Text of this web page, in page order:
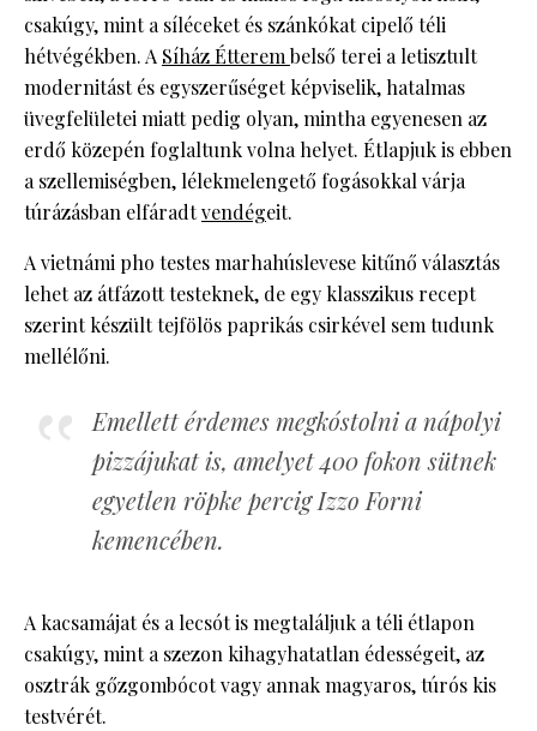
csakúgy, mint a síléceket és szánkókat cipelő téli
hétvégékben. A Síház Étterembelső terei a letisztult
modernitást és egyszerűséget képviselik, hatalmas
üvegfelületei miatt pedig olyan, mintha egyenesen az
erdő közepén foglaltunk volna helyet. Étlapjuk is ebben
a szellemiségben, lélekmelengető fogásokkal várja
túrázásban elfáradtvendégeit.
A vietnámi pho testes marhahúslevese kitűnő választás
lehet az átfázott testeknek, de egy klasszikus recept
szerint készült tejfölös paprikás csirkével sem tudunk
mellélőni.
Emellett érdemes megkóstolni a nápolyi
pizzájukat is, amelyet 400 fokon sütnek
egyetlen röpke percig Izzo Forni
kemencében.
A kacsamájat és a lecsót is megtaláljuk a téli étlapon
csakúgy, mint a szezon kihagyhatatlan édességeit, az
osztrák gőzgombócot vagy annak magyaros, túrós kis
testvérét.